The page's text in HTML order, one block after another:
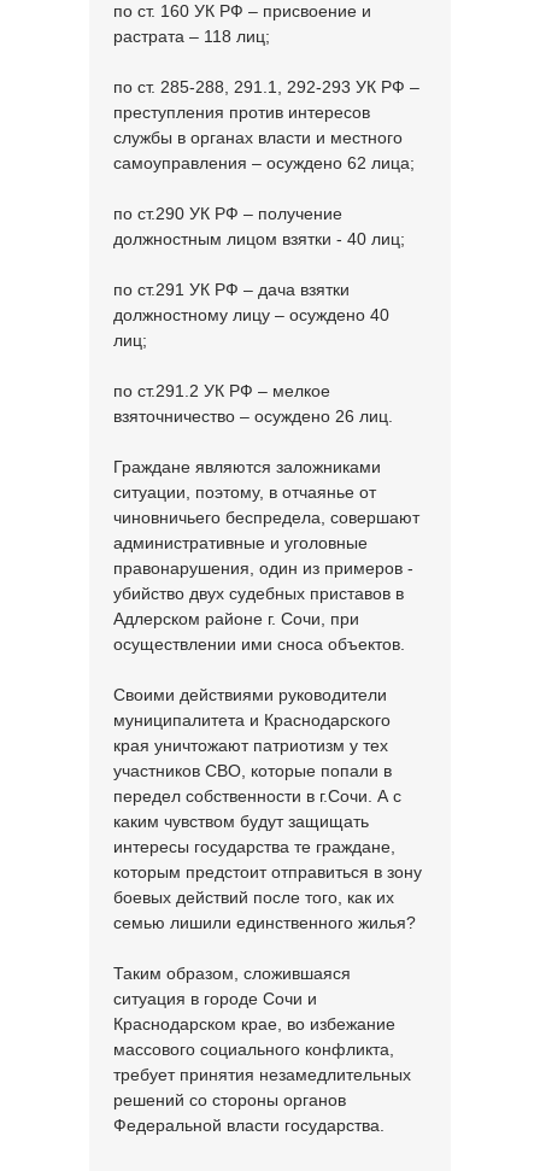
по ст. 160 УК РФ – присвоение и
растрата – 118 лиц;
по ст. 285-288, 291.1, 292-293 УК РФ –
преступления против интересов
службы в органах власти и местного
самоуправления – осуждено 62 лица;
по ст.290 УК РФ – получение
должностным лицом взятки - 40 лиц;
по ст.291 УК РФ – дача взятки
должностному лицу – осуждено 40
лиц;
по ст.291.2 УК РФ – мелкое
взяточничество – осуждено 26 лиц.
Граждане являются заложниками
ситуации, поэтому, в отчаянье от
чиновничьего беспредела, совершают
административные и уголовные
правонарушения, один из примеров -
убийство двух судебных приставов в
Адлерском районе г. Сочи, при
осуществлении ими сноса объектов.
Своими действиями руководители
муниципалитета и Краснодарского
края уничтожают патриотизм у тех
участников СВО, которые попали в
передел собственности в г.Сочи. А с
каким чувством будут защищать
интересы государства те граждане,
которым предстоит отправиться в зону
боевых действий после того, как их
семью лишили единственного жилья?
Таким образом, сложившаяся
ситуация в городе Сочи и
Краснодарском крае, во избежание
массового социального конфликта,
требует принятия незамедлительных
решений со стороны органов
Федеральной власти государства.